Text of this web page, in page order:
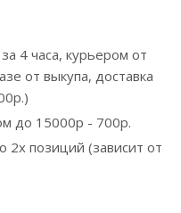
4 часа, курьером от
от выкупа, доставка
до 15000р - 700р.
2х позиций (зависит от